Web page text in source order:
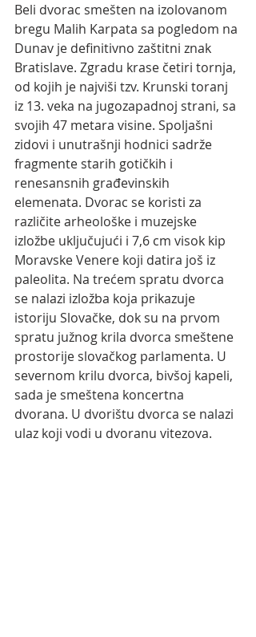
Beli dvorac smešten na izolovanom
bregu Malih Karpata sa pogledom na
Dunav je definitivno zaštitni znak
Bratislave. Zgradu krase četiri tornja,
od kojih je najviši tzv. Krunski toranj
iz 13. veka na jugozapadnoj strani, sa
svojih 47 metara visine. Spoljašni
zidovi i unutrašnji hodnici sadrže
fragmente starih gotičkih i
renesansnih građevinskih
elemenata. Dvorac se koristi za
različite arheološke i muzejske
izložbe uključujući i 7,6 cm visok kip
Moravske Venere koji datira još iz
paleolita. Na trećem spratu dvorca
se nalazi izložba koja prikazuje
istoriju Slovačke, dok su na prvom
spratu južnog krila dvorca smeštene
prostorije slovačkog parlamenta. U
severnom krilu dvorca, bivšoj kapeli,
sada je smeštena koncertna
dvorana. U dvorištu dvorca se nalazi
ulaz koji vodi u dvoranu vitezova.